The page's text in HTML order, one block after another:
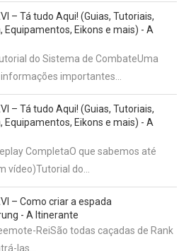
– Tá tudo Aqui! (Guias, Tutoriais,
Equipamentos, Eikons e mais) - A
do Sistema de CombateUma
importantes…
– Tá tudo Aqui! (Guias, Tutoriais,
Equipamentos, Eikons e mais) - A
CompletaO que sabemos até
vídeo)Tutorial do…
– Como criar a espada
- A Itinerante
ReiSão todas caçadas de Rank
las…